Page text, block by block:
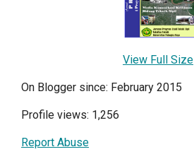
View Full Size
On Blogger since: February 2015
Profile views: 1,256
Report Abuse